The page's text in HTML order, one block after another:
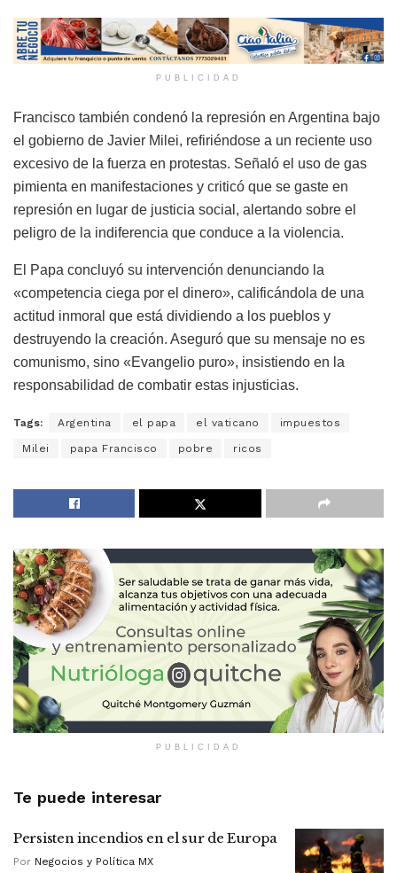
PUBLICIDAD
Francisco también condenó la represión en Argentina bajo
el gobierno de Javier Milei, refiriéndose a un reciente uso
excesivo de la fuerza en protestas. Señaló el uso de gas
pimienta en manifestaciones y criticó que se gaste en
represión en lugar de justicia social, alertando sobre el
peligro de la indiferencia que conduce a la violencia.
El Papa concluyó su intervención denunciando la
«competencia ciega por el dinero», calificándola de una
actitud inmoral que está dividiendo a los pueblos y
destruyendo la creación. Aseguró que su mensaje no es
comunismo, sino «Evangelio puro», insistiendo en la
responsabilidad de combatir estas injusticias.
Tags: Argentina el papa el vaticano impuestos
Milei papa Francisco pobre ricos
PUBLICIDAD
Te puede interesar
Persisten incendios en el sur de Europa
Por Negocios y Política MX